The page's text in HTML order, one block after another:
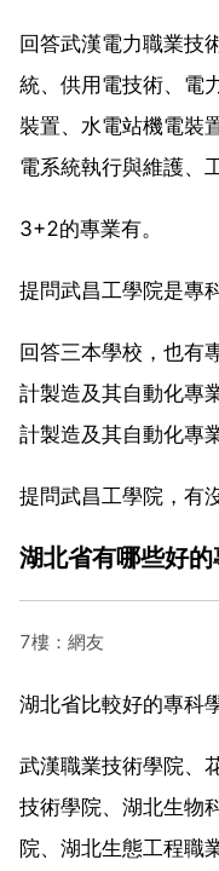
回答武漢電力職業技
統、供用電技術、電
裝置、水電站機電裝
電系統執行與維護、
3+2的專業有。
提問武昌工學院是專
回答三本學校，也有
計製造及其自動化專
計製造及其自動化專
提問武昌工學院，有
湖北省有哪些好
7樓：網友
湖北省比較好的專科
武漢職業技術學院、
技術學院、湖北生物
院、湖北生態工程職